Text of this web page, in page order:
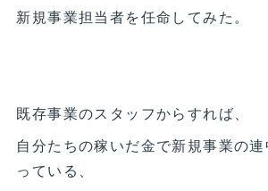
新規事業担当者を任命してみた。
既存事業のスタッフからすれば、
自分たちの稼いだ金で新規事業の
っている、